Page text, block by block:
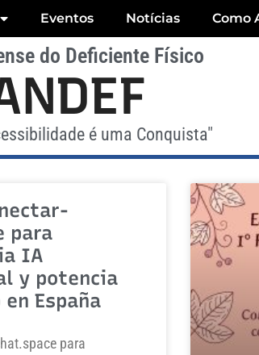
Eventos Notícias Como
do Deficiente Físico
é uma Conquista"
para
IA
y potencia
España
para